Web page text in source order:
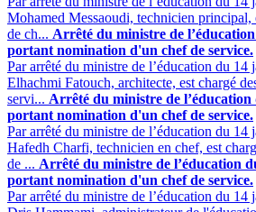
Mohamed Messaoudi, technicien principal,
de ch... Arrêté du ministre de
portant nomination d'un chef de service.
Par arrêté du ministre de l’éducation du
Elhachmi Fatouch, architecte, est chargé
servi... Arrêté du ministre de
portant nomination d'un chef de service.
Par arrêté du ministre de l’éducation du
Hafedh Charfi, technicien en chef, est
de ... Arrêté du ministre de l’éducation
portant nomination d'un chef de service.
Par arrêté du ministre de l’éducation du